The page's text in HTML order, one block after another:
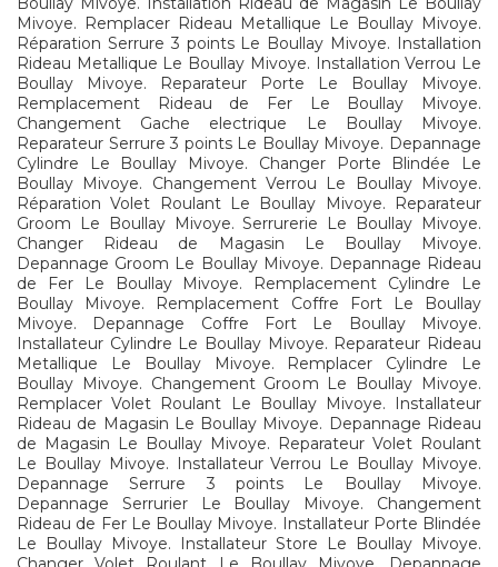
Mivoye. Remplacer Rideau Metallique Le Boullay Mivoye.
Réparation Serrure 3 points Le Boullay Mivoye. Installation
Rideau Metallique Le Boullay Mivoye. Installation Verrou Le
Boullay Mivoye. Reparateur Porte Le Boullay Mivoye.
Remplacement Rideau de Fer Le Boullay Mivoye.
Changement Gache electrique Le Boullay Mivoye.
Reparateur Serrure 3 points Le Boullay Mivoye. Depannage
Cylindre Le Boullay Mivoye. Changer Porte Blindée Le
Boullay Mivoye. Changement Verrou Le Boullay Mivoye.
Réparation Volet Roulant Le Boullay Mivoye. Reparateur
Groom Le Boullay Mivoye. Serrurerie Le Boullay Mivoye.
Changer Rideau de Magasin Le Boullay Mivoye.
Depannage Groom Le Boullay Mivoye. Depannage Rideau
de Fer Le Boullay Mivoye. Remplacement Cylindre Le
Boullay Mivoye. Remplacement Coffre Fort Le Boullay
Mivoye. Depannage Coffre Fort Le Boullay Mivoye.
Installateur Cylindre Le Boullay Mivoye. Reparateur Rideau
Metallique Le Boullay Mivoye. Remplacer Cylindre Le
Boullay Mivoye. Changement Groom Le Boullay Mivoye.
Remplacer Volet Roulant Le Boullay Mivoye. Installateur
Rideau de Magasin Le Boullay Mivoye. Depannage Rideau
de Magasin Le Boullay Mivoye. Reparateur Volet Roulant
Le Boullay Mivoye. Installateur Verrou Le Boullay Mivoye.
Depannage Serrure 3 points Le Boullay Mivoye.
Depannage Serrurier Le Boullay Mivoye. Changement
Rideau de Fer Le Boullay Mivoye. Installateur Porte Blindée
Le Boullay Mivoye. Installateur Store Le Boullay Mivoye.